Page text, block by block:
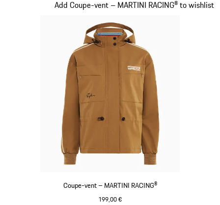
Coupe-vent – MARTINI RACING®
199,00 €
Add Coupe-vent – MARTINI RACING® to wishlist
Diapositive 4 sur 20